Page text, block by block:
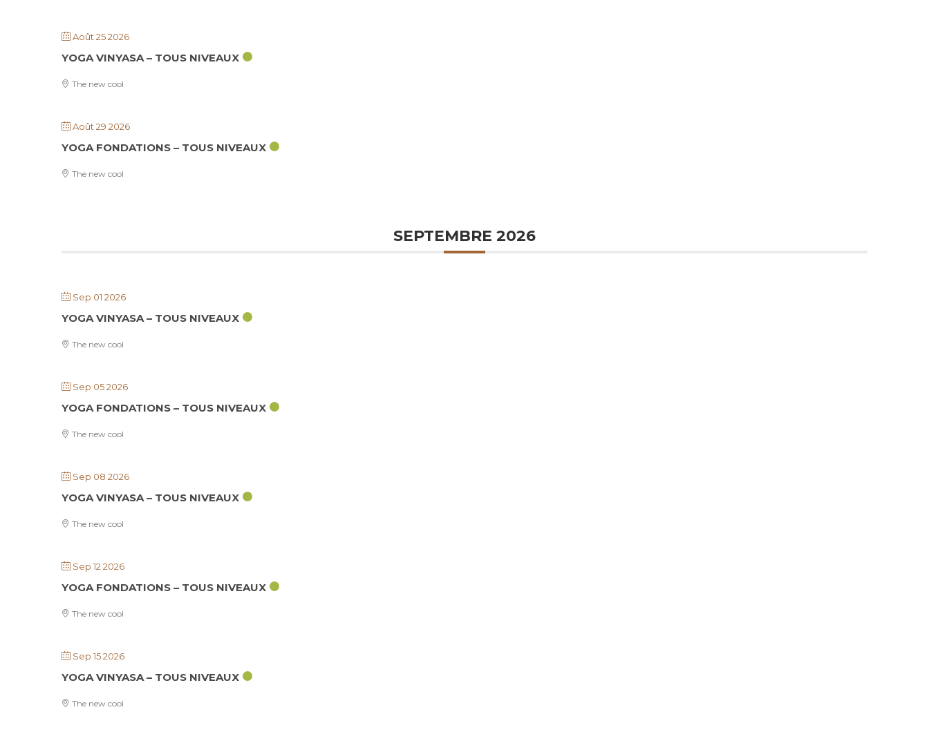
Août 25 2026
YOGA VINYASA – TOUS NIVEAUX
The new cool
Août 29 2026
YOGA FONDATIONS – TOUS NIVEAUX
The new cool
SEPTEMBRE 2026
Sep 01 2026
YOGA VINYASA – TOUS NIVEAUX
The new cool
Sep 05 2026
YOGA FONDATIONS – TOUS NIVEAUX
The new cool
Sep 08 2026
YOGA VINYASA – TOUS NIVEAUX
The new cool
Sep 12 2026
YOGA FONDATIONS – TOUS NIVEAUX
The new cool
Sep 15 2026
YOGA VINYASA – TOUS NIVEAUX
The new cool